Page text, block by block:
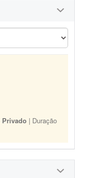
Privado | Duração